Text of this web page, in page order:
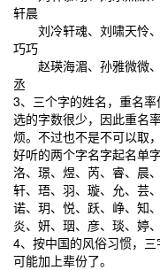
轩晨
刘冷轩魂、刘啸天怜、
巧巧
赵瑛海湄、孙雅微微、
丞
3、三个字的姓名，重名
选的字数很少，因此重名
烦。不过也不是不可以取
好听的两个字名字起名单
洛、璟、煜、芮、睿、晨
轩、珸、羽、璇、允、芸
诺、玥、悦、跃、峥、知
炎、妍、珚、彦、琰、婷
4、按中国的风俗习惯，
可能加上辈份了。